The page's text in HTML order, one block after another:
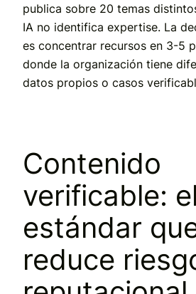
publica sobre 20 temas
IA no identifica expertise. La
es concentrar recursos en 3-5
donde la organización tiene
datos propios o casos
Contenido
verificable: el
estándar
reduce